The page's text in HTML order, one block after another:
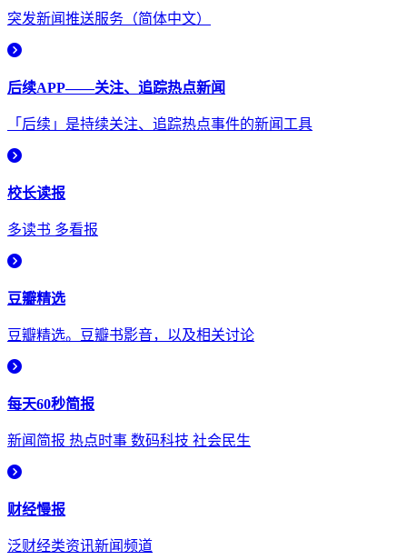
突发新闻推送服务（简体中文）
后续APP——关注、追踪热点新闻
「后续」是持续关注、追踪热点事件的新闻工具
校长读报
多读书 多看报
豆瓣精选
豆瓣精选。豆瓣书影音，以及相关讨论
每天60秒简报
新闻简报 热点时事 数码科技 社会民生
财经慢报
泛财经类资讯新闻频道